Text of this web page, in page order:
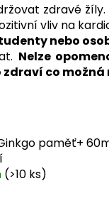
zdravé
vliv na
nebo
Nelze
co možná
paměť+
(>10 ks)